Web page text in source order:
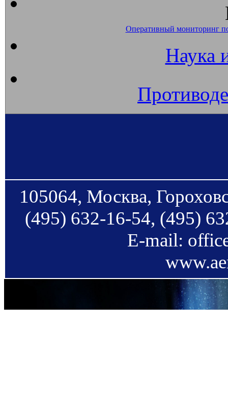
Оперативный мониторинг
Наука
105064, Москва,
(495) 632-16-54, (495)
E-mail: